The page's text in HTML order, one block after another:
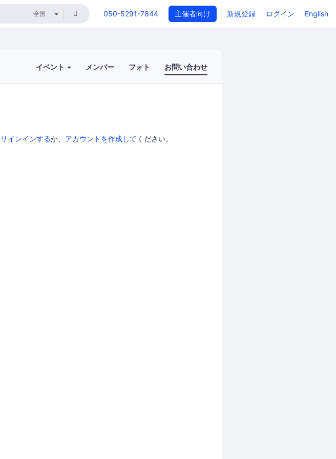
050-5291-7844 主催者向け 新規登録 ログイン English
イベント メンバー フォト お問い合わせ
サインインするか、 アカウントを作成して ください。